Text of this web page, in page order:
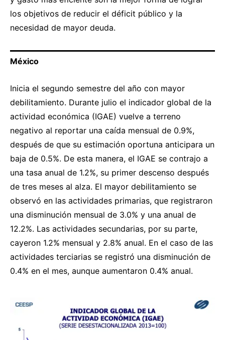
los objetivos de reducir el déficit público y la
necesidad de mayor deuda.
México
Inicia el segundo semestre del año con mayor
debilitamiento. Durante julio el indicador global de la
actividad económica (IGAE) vuelve a terreno
negativo al reportar una caída mensual de 0.9%,
después de que su estimación oportuna anticipara un
baja de 0.5%. De esta manera, el IGAE se contrajo a
una tasa anual de 1.2%, su primer descenso después
de tres meses al alza. El mayor debilitamiento se
observó en las actividades primarias, que registraron
una disminución mensual de 3.0% y una anual de
12.2%. Las actividades secundarias, por su parte,
cayeron 1.2% mensual y 2.8% anual. En el caso de las
actividades terciarias se registró una disminución de
0.4% en el mes, aunque aumentaron 0.4% anual.